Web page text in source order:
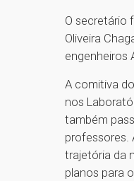
O secretário
Oliveira
engenheiros
A comitiva
nos
também
professores.
trajetória da
planos para